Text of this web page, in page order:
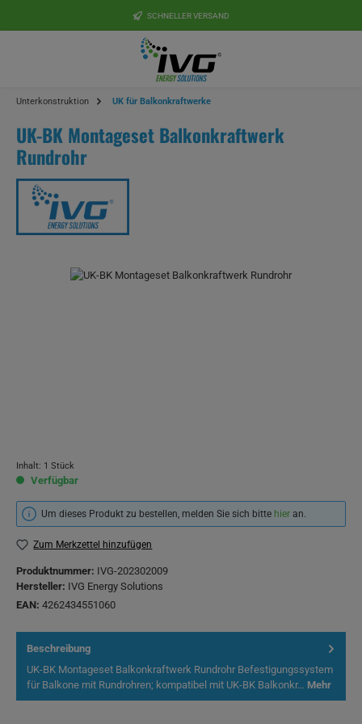
SCHNELLER VERSAND
Unterkonstruktion UK für Balkonkraftwerke
UK-BK Montageset Balkonkraftwerk
Rundrohr
Bildergalerie überspringen
Inhalt: 1 Stück
Verfügbar
Um dieses Produkt zu bestellen, melden Sie sich bitte hier an.
Zum Merkzettel hinzufügen
Produktnummer: IVG-202302009
Hersteller: IVG Energy Solutions
EAN: 4262434551060
Beschreibung
UK-BK Montageset Balkonkraftwerk Rundrohr Befestigungssystem
für Balkone mit Rundrohren; kompatibel mit UK-BK Balkonkr… Mehr